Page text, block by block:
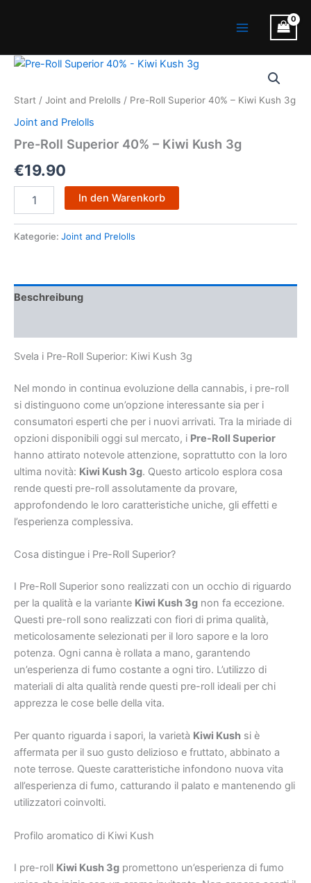
Menu
Start / Joint and Prelolls / Pre-Roll Superior 40% – Kiwi Kush 3g
Joint and Prelolls
Pre-Roll Superior 40% – Kiwi Kush 3g
€19.90
Pre-
40%
Kush
Menge
In den Warenkorb
Kategorie: Joint and Prelolls
Beschreibung
Svela i Pre-Roll Superior: Kiwi Kush 3g
Nel mondo in continua evoluzione della cannabis, i pre-roll
si distinguono come un’opzione interessante sia per i
consumatori esperti che per i nuovi arrivati. Tra la miriade di
opzioni disponibili oggi sul mercato, i Pre-Roll Superior
hanno attirato notevole attenzione, soprattutto con la loro
ultima novità: Kiwi Kush 3g. Questo articolo esplora cosa
rende questi pre-roll assolutamente da provare,
approfondendo le loro caratteristiche uniche, gli effetti e
l’esperienza complessiva.
Cosa distingue i Pre-Roll Superior?
I Pre-Roll Superior sono realizzati con un occhio di riguardo
per la qualità e la variante Kiwi Kush 3g non fa eccezione.
Questi pre-roll sono realizzati con fiori di prima qualità,
meticolosamente selezionati per il loro sapore e la loro
potenza. Ogni canna è rollata a mano, garantendo
un’esperienza di fumo costante a ogni tiro. L’utilizzo di
materiali di alta qualità rende questi pre-roll ideali per chi
apprezza le cose belle della vita.
Per quanto riguarda i sapori, la varietà Kiwi Kush si è
affermata per il suo gusto delizioso e fruttato, abbinato a
note terrose. Queste caratteristiche infondono nuova vita
all’esperienza di fumo, catturando il palato e mantenendo gli
utilizzatori coinvolti.
Profilo aromatico di Kiwi Kush
I pre-roll Kiwi Kush 3g promettono un’esperienza di fumo